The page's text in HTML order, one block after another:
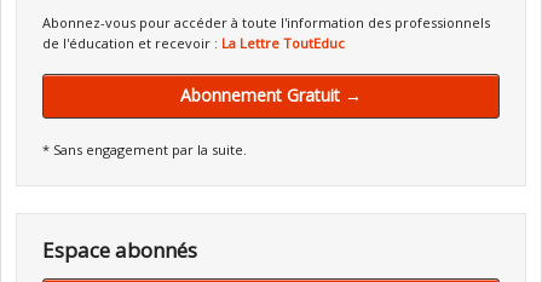
Abonnez-vous pour accéder à toute l'information des professionnels
de l'éducation et recevoir : La Lettre ToutEduc
Abonnement Gratuit →
* Sans engagement par la suite.
Espace abonnés